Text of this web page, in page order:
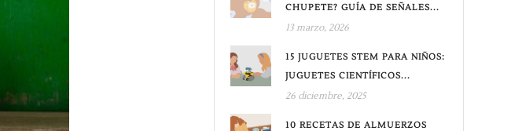
CHUPETE? GUÍA DE SEÑALES...
13 marzo, 2026
15 JUGUETES STEM PARA NIÑOS:
JUGUETES CIENTÍFICOS...
26 diciembre, 2025
10 RECETAS DE ALMUERZOS